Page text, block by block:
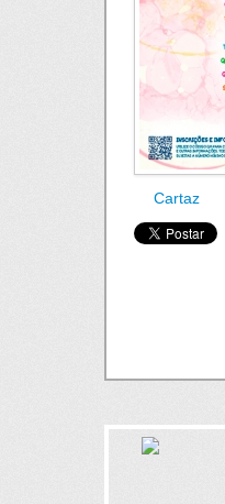
Cartaz